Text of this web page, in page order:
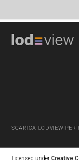
SCARICA LODVIEW PER
Licensed under Creative